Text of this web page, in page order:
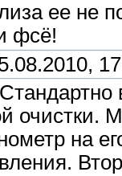
ее не
фсё!
на